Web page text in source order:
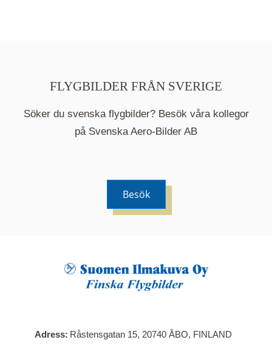
När du klickar på en serie så öppnas en ny flik.
Här visas en karta över bilder med kända
FLYGBILDER FRÅN SVERIGE
Söker du svenska flygbilder? Besök våra kollegor
på Svenska Aero-Bilder AB
Besök
Adress Råstensgatan 15, 20740 ÅBO, FINLAND